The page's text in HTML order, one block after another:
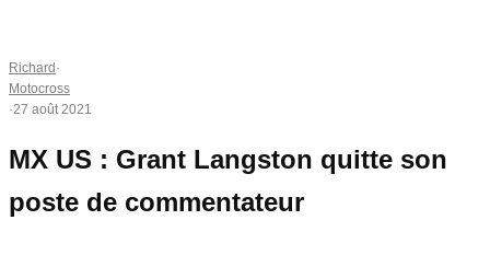
Richard ·
Motocross
·27 août 2021
MX US : Grant Langston quitte son
poste de commentateur